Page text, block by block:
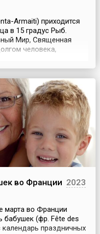
Armaiti) приходится
в 15 градус Рыб.
Мир, Священная
человека,
ее плодородной и
выполнение долга,
Земля дарует
во Франции 2023
марта во Франции
бабушек (фр. Fête des
праздничных